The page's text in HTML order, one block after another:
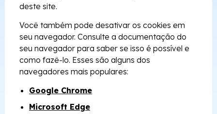
deste site.
Você também pode desativar os cookies em
seu navegador. Consulte a documentação do
seu navegador para saber se isso é possível e
como fazê-lo. Esses são alguns dos
navegadores mais populares:
Google Chrome
Microsoft Edge